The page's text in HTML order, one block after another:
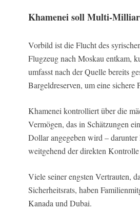
Khamenei soll Multi-
Vorbild ist die Flucht des
Flugzeug nach Moskau entkam,
umfasst nach der Quelle bereits
Bargeldreserven, um eine sichere
Khamenei kontrolliert über die
Vermögen, das in Schätzungen
Dollar angegeben wird –
weitgehend der direkten
Viele seiner engsten Vertrauten,
Sicherheitsrats, haben
Kanada und Dubai.